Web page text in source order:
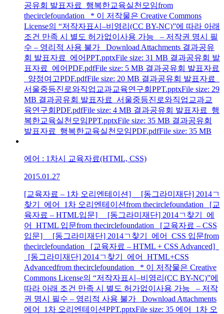
공유회 발표자료_행복한교육실천모임from
thecirclefoundation * 이 저작물은 Creative Commons
License의 “저작자표시–비영리(CC BY-NC)”에 따라 아래
조건 만족 시 별도 허가없이사용 가능 – 저작권 명시 필
수 – 영리적 사용 불가 Download Attachments 결과공유
회 발표자료_에어PPT.pptxFile size: 31 MB 결과공유회 발
표자료_에어PDF.pdfFile size: 5 MB 결과공유회 발표자료
_양정여고PDF.pdfFile size: 20 MB 결과공유회 발표자료_
서울중등진로와직업교과교육연구회PPT.pptxFile size: 29
MB 결과공유회 발표자료_서울중등진로와직업교과교
육연구회PDF.pdfFile size: 4 MB 결과공유회 발표자료_행
복한교육실천모임PPT.pptxFile size: 35 MB 결과공유회
발표자료_행복한교육실천모임PDF.pdfFile size: 35 MB
에어 : 1차시 교육자료(HTML, CSS)
2015.01.27
[교육자료 – 1차 오리엔테이션] [동그라미재단] 2014ㄱ
찾기_에어_1차 오리엔테이션from thecirclefoundation [교
육자료 – HTML입문] [동그라미재단] 2014ㄱ찾기_에
어_HTML 입문from thecirclefoundation [교육자료 – CSS
입문] [동그라미재단] 2014ㄱ찾기_에어_CSS 입문from
thecirclefoundation [교육자료 – HTML + CSS Advanced]
[동그라미재단] 2014ㄱ찾기_에어_HTML+CSS
Advancedfrom thecirclefoundation * 이 저작물은 Creative
Commons License의 “저작자표시–비영리(CC BY-NC)”에
따라 아래 조건 만족 시 별도 허가없이사용 가능 – 저작
권 명시 필수 – 영리적 사용 불가 Download Attachments
에어_1차 오리엔테이션PPT.pptxFile size: 35 에어_1차 오